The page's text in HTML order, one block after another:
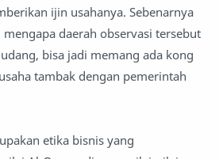
ijin usahanya. Sebenarnya
daerah observasi tersebut
bisa jadi memang ada kong
tambak dengan pemerintah
etika bisnis yang